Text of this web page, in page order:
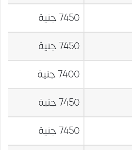
7450 جنية
7450 جنية
7400 جنية
7450 جنية
7450 جنية